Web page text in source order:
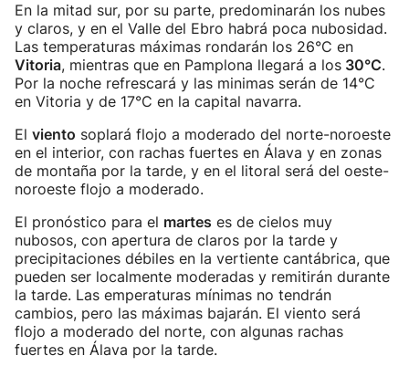
En la mitad sur, por su parte, predominarán los nubes
y claros, y en el Valle del Ebro habrá poca nubosidad.
Las temperaturas máximas rondarán los 26°C en
Vitoria, mientras que en Pamplona llegará a los 30°C.
Por la noche refrescará y las minimas serán de 14°C
en Vitoria y de 17°C en la capital navarra.
El viento soplará flojo a moderado del norte-noroeste
en el interior, con rachas fuertes en Álava y en zonas
de montaña por la tarde, y en el litoral será del oeste-
noroeste flojo a moderado.
El pronóstico para el martes es de cielos muy
nubosos, con apertura de claros por la tarde y
precipitaciones débiles en la vertiente cantábrica, que
pueden ser localmente moderadas y remitirán durante
la tarde. Las emperaturas mínimas no tendrán
cambios, pero las máximas bajarán. El viento será
flojo a moderado del norte, con algunas rachas
fuertes en Álava por la tarde.